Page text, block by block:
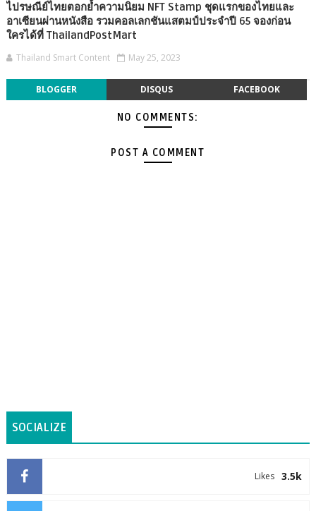
ไปรษณีย์ไทยตอกย้ำความนิยม NFT Stamp ชุดแรกของไทยและ
อาเซียนผ่านหนังสือ รวมคอลเลกชันแสตมป์ประจำปี 65 จองก่อน
ใครได้ที่ ThailandPostMart
Thailand Smart Content May 25, 2023
BLOGGER DISQUS FACEBOOK
NO COMMENTS:
POST A COMMENT
SOCIALIZE
3.5k
Likes